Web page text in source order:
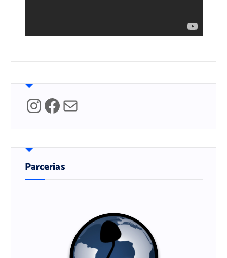
InstagramFacebook Mail
Parcerias